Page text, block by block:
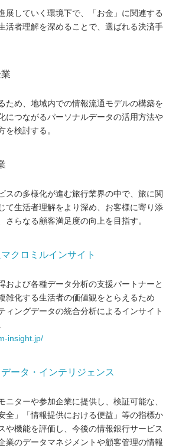
展していく環境下で、「お金」に関連する
活者理解を深めることで、選ばれる決済手
ため、地域内での情報流通モデルの構築を
につながるパーソナルデータの活用方法や
を検討する。
スの多様化が進む旅行業界の中で、旅に関
て生活者理解をより深め、お客様に寄り添
さらなる顧客満足度の向上を目指す。
クロミルインサイト
および各種データ分析の支援パートナーと
雑化する生活者の価値観をとらえるため
ィングデータの統合分析によるインサイト
insight.jp/
ータ・インテリジェンス
ニターや参加企業に提供し、検証可能な、
全」「情報提供における便益」等の指標か
や機能を評価し、今後の情報銀行サービス
業のデータマネジメントや顧客管理の情報